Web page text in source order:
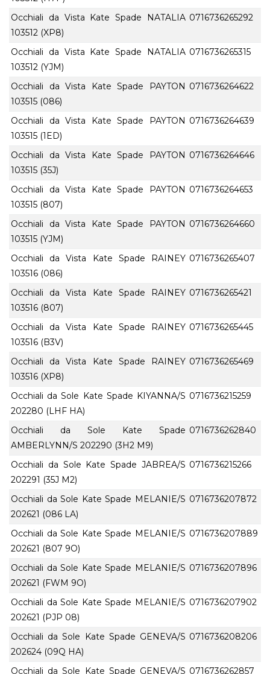
Occhiali da Vista Kate Spade NATALIA
103512 (XP8)
0716736265292
Occhiali da Vista Kate Spade NATALIA
103512 (YJM)
0716736265315
Occhiali da Vista Kate Spade PAYTON
103515 (086)
0716736264622
Occhiali da Vista Kate Spade PAYTON
103515 (1ED)
0716736264639
Occhiali da Vista Kate Spade PAYTON
103515 (35J)
0716736264646
Occhiali da Vista Kate Spade PAYTON
103515 (807)
0716736264653
Occhiali da Vista Kate Spade PAYTON
103515 (YJM)
0716736264660
Occhiali da Vista Kate Spade RAINEY
103516 (086)
0716736265407
Occhiali da Vista Kate Spade RAINEY
103516 (807)
0716736265421
Occhiali da Vista Kate Spade RAINEY
103516 (B3V)
0716736265445
Occhiali da Vista Kate Spade RAINEY
103516 (XP8)
0716736265469
Occhiali da Sole Kate Spade KIYANNA/S
202280 (LHF HA)
0716736215259
Occhiali da Sole Kate Spade
AMBERLYNN/S 202290 (3H2 M9)
0716736262840
Occhiali da Sole Kate Spade JABREA/S
202291 (35J M2)
0716736215266
Occhiali da Sole Kate Spade MELANIE/S
202621 (086 LA)
0716736207872
Occhiali da Sole Kate Spade MELANIE/S
202621 (807 9O)
0716736207889
Occhiali da Sole Kate Spade MELANIE/S
202621 (FWM 9O)
0716736207896
Occhiali da Sole Kate Spade MELANIE/S
202621 (PJP 08)
0716736207902
Occhiali da Sole Kate Spade GENEVA/S
202624 (09Q HA)
0716736208206
Occhiali da Sole Kate Spade GENEVA/S 0716736262857